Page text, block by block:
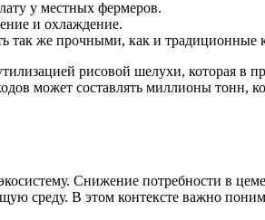
у местных фермеров.
и охлаждение.
так же прочными, как и традиционные
рисовой шелухи, которая в
может составлять миллионы тонн,
Снижение потребности в
среду. В этом контексте важно